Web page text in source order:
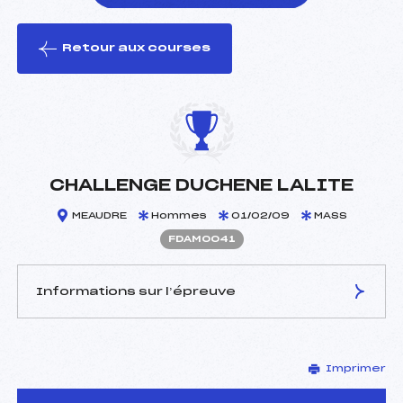
le ski
Retour aux courses
CHALLENGE DUCHENE LALITE
MEAUDRE Hommes 01/02/09 MASS
FDAM0041
Informations sur l’épreuve
DUCORDEAU VINCENT
(DA)
Imprimer